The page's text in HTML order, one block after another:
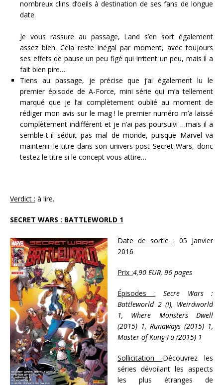
nombreux clins d’oeils à destination de ses fans de longue
date.
Je vous rassure au passage, Land s’en sort également
assez bien. Cela reste inégal par moment, avec toujours
ses effets de pause un peu figé qui irritent un peu, mais il a
fait bien pire…
Tiens au passage, je précise que j’ai également lu le
premier épisode de A-Force, mini série qui m’a tellement
marqué que je l’ai complètement oublié au moment de
rédiger mon avis sur le mag ! le premier numéro m’a laissé
complètement indifférent et je n’ai pas poursuivi …mais il a
semble-t-il séduit pas mal de monde, puisque Marvel va
maintenir le titre dans son univers post Secret Wars, donc
testez le titre si le concept vous attire…
Verdict : à lire.
SECRET WARS : BATTLEWORLD 1
Date de sortie : 05 Janvier
2016
Prix :4,90 EUR, 96 pages
Épisodes :
Secre Wars :
Battleworld 2 (I), Weirdworld
1, Where Monsters Dwell
(2015) 1, Runaways (2015) 1,
Master of Kung-Fu (2015) 1
Sollicitation :Découvrez les
séries dévoilant les aspects
les plus étranges de